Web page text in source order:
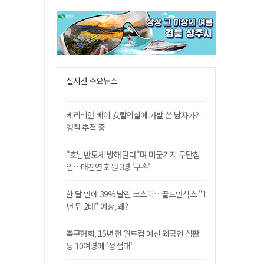
실시간 주요뉴스
케리비안 베이 女탈의실에 가발 쓴 남자가?…
경찰 추적 중
"호남반도체 방해 말라"며 미군기지 무단침
입…대진연 회원 3명 '구속'
한 달 만에 39% 날린 코스피…골드만삭스 "1
년 뒤 2배" 예상, 왜?
축구협회, 15년 전 월드컵 예선 외국인 심판
등 10여명에 '성 접대'